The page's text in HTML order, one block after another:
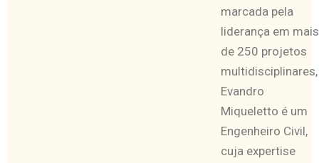
marcada pela
liderança em mais
de 250 projetos
multidisciplinares,
Evandro
Miqueletto é um
Engenheiro Civil,
cuja expertise